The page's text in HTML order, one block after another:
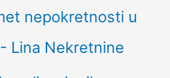
nepokretnosti u
Lina Nekretnine